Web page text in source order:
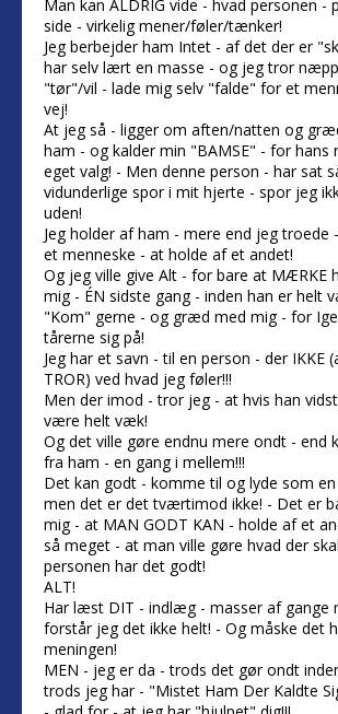
Man kan ALDRIG vide - hvad personen -
side - virkelig mener/føler/tænker!
Jeg berbejder ham Intet - af det der er
har selv lært en masse - og jeg tror
"tør"/vil - lade mig selv "falde" for et
vej!
At jeg så - ligger om aften/natten og
ham - og kalder min "BAMSE" - for hans
eget valg! - Men denne person - har sat
vidunderlige spor i mit hjerte - spor jeg
uden!
Jeg holder af ham - mere end jeg troede
et menneske - at holde af et andet!
Og jeg ville give Alt - for bare at MÆRKE
mig - ÉN sidste gang - inden han er helt
"Kom" gerne - og græd med mig - for
tårerne sig på!
Jeg har et savn - til en person - der IKKE
TROR) ved hvad jeg føler!!!
Men der imod - tror jeg - at hvis han
være helt væk!
Og det ville gøre endnu mere ondt - end
fra ham - en gang i mellem!!!
Det kan godt - komme til og lyde som
men det er det tværtimod ikke! - Det er
mig - at MAN GODT KAN - holde af et
så meget - at man ville gøre hvad der
personen har det godt!
ALT!
Har læst DIT - indlæg - masser af gange
forstår jeg det ikke helt! - Og måske det
meningen!
MEN - jeg er da - trods det gør ondt
trods jeg har - "Mistet Ham Der Kaldte